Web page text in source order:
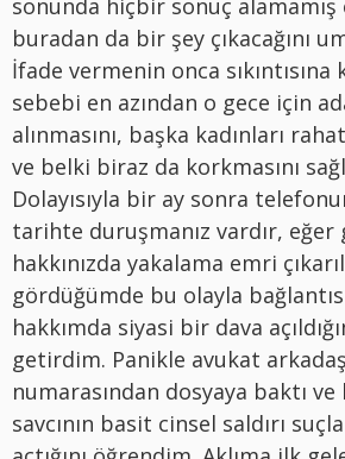
sonunda hiçbir sonuç
buradan da bir şey çıkacağını
İfade vermenin onca
sebebi en azından o gece için
alınmasını, başka kadınları
ve belki biraz da korkmasını
Dolayısıyla bir ay sonra
tarihte duruşmanız vardır, eğer
hakkınızda yakalama emri
gördüğümde bu olayla
hakkımda siyasi bir dava
getirdim. Panikle avukat
numarasından dosyaya baktı ve
savcının basit cinsel saldırı